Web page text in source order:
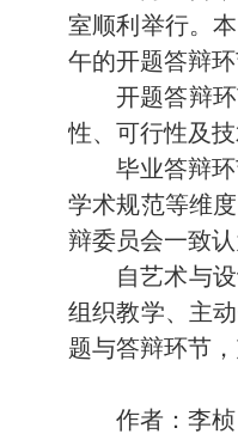
室顺利举行。
午的开题答辩
开题答辩
性、可行性及
毕业答辩
学术规范等维
辩委员会一致
自艺术与
组织教学、主
题与答辩环节
作者：李桢